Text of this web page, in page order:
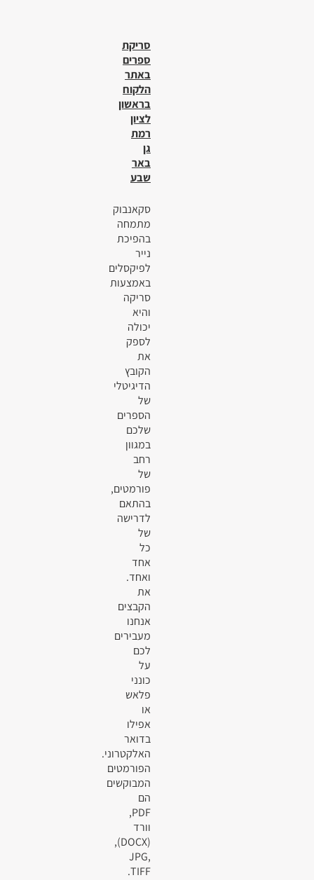
סריקת
ספרים
באתר
הלקוח
בראשון
לציון
רמת
גן
באר
שבע
סקאנבוק
מתמחה
בהפיכת
נייר
לפיקסלים
באמצעות
סריקה
והיא
יכולה
לספק
את
הקובץ
הדיגיטלי
של
הספרים
שלכם
במגוון
רחב
של
פורמטים,
בהתאם
לדרישה
של
כל
אחד
ואחד.
את
הקבצים
אנחנו
מעבירים
לכם
על
כונני
פלאש
או
אפילו
בדואר
האלקטרוני.
הפורמטים
המבוקשים
הם
PDF,
וורד
(DOCX),
JPG,
TIFF.